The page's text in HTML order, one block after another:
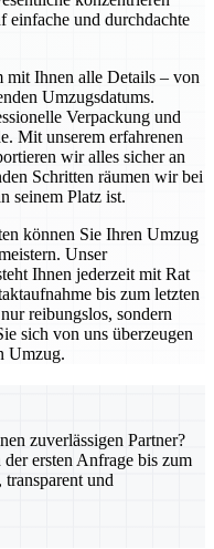
und durchdachte
mit Ihnen alle Details – von
Umzugsdatums.
Verpackung und
Mit unserem erfahrenen
wir alles sicher an
Schritten räumen wir bei
seinem Platz ist.
können Sie Ihren Umzug
Unser
Ihnen jederzeit mit Rat
bis zum letzten
reibungslos, sondern
sich von uns überzeugen
Umzug.
zuverlässigen Partner?
ersten Anfrage bis zum
und